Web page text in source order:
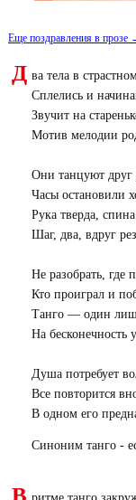
Еще поздравления в прозе
Д ва тела в
Сплелись и
Звучит на
Мотив мелодии
Они танцуют друг
Часы остановили
Рука тверда,
Шаг, два, вдруг
Не разобрать, где
Кто проиграл и
Танго — один
На бесконечность
Душа потребует
Все повторится
В одном его
Синоним танго -
В